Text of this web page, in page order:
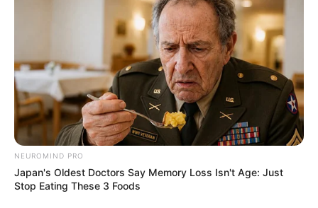
NEUROMIND PRO
Japan's Oldest Doctors Say Memory Loss Isn't Age: Just
Stop Eating These 3 Foods